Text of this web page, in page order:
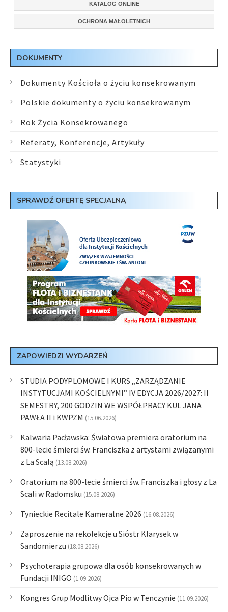
KATALOG ONLINE
OCHRONA MAŁOLETNICH
DOKUMENTY
Dokumenty Kościoła o życiu konsekrowanym
Polskie dokumenty o życiu konsekrowanym
Rok Życia Konsekrowanego
Referaty, Konferencje, Artykuły
Statystyki
SPRAWDŹ OFERTĘ SPECJALNĄ
ZAPOWIEDZI WYDARZEŃ
STUDIA PODYPLOMOWE I KURS „ZARZĄDZANIE
INSTYTUCJAMI KOŚCIELNYMI” IV EDYCJA 2026/2027: II
SEMESTRY, 200 GODZIN WE WSPÓŁPRACY KUL JANA
PAWŁA II i KWPZM (15.06.2026)
Kalwaria Pacławska: Światowa premiera oratorium na
800-lecie śmierci św. Franciszka z artystami związanymi
z La Scalą (13.08.2026)
Oratorium na 800-lecie śmierci św. Franciszka i głosy z La
Scali w Radomsku (15.08.2026)
Tynieckie Recitale Kameralne 2026 (16.08.2026)
Zaproszenie na rekolekcje u Sióstr Klarysek w
Sandomierzu (18.08.2026)
Psychoterapia grupowa dla osób konsekrowanych w
Fundacji INIGO (1.09.2026)
Kongres Grup Modlitwy Ojca Pio w Tenczynie (11.09.2026)